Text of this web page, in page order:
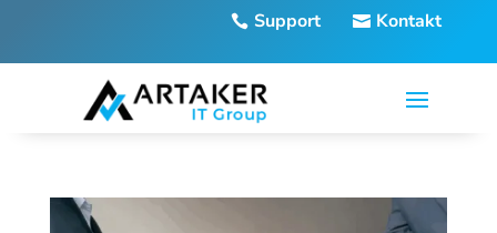
Support Kontakt